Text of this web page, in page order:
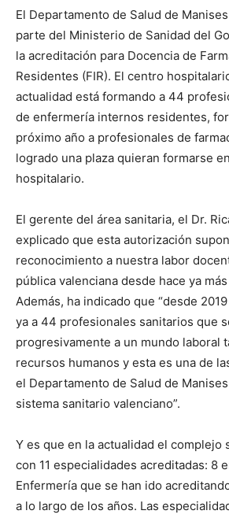
El Departamento de Salud de
parte del Ministerio de Sanidad del
la acreditación para Docencia de
Residentes (FIR). El centro
actualidad está formando a 44
de enfermería internos residentes,
próximo año a profesionales de
logrado una plaza quieran formarse
hospitalario.
El gerente del área sanitaria, el Dr.
explicado que esta autorización
reconocimiento a nuestra labor
pública valenciana desde hace ya
Además, ha indicado que “desde
ya a 44 profesionales sanitarios que
progresivamente a un mundo laboral
recursos humanos y esta es una de
el Departamento de Salud de
sistema sanitario valenciano”.
Y es que en la actualidad el complejo
con 11 especialidades acreditadas: 8
Enfermería que se han ido
a lo largo de los años. Las